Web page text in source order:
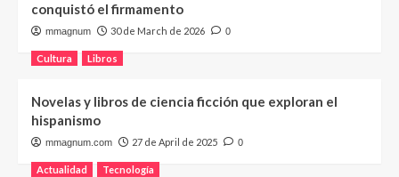
conquistó el firmamento
mmagnum 30 de March de 2026 0
Cultura Libros
Novelas y libros de ciencia ficción que exploran el
hispanismo
mmagnum.com 27 de April de 2025 0
Actualidad Tecnología